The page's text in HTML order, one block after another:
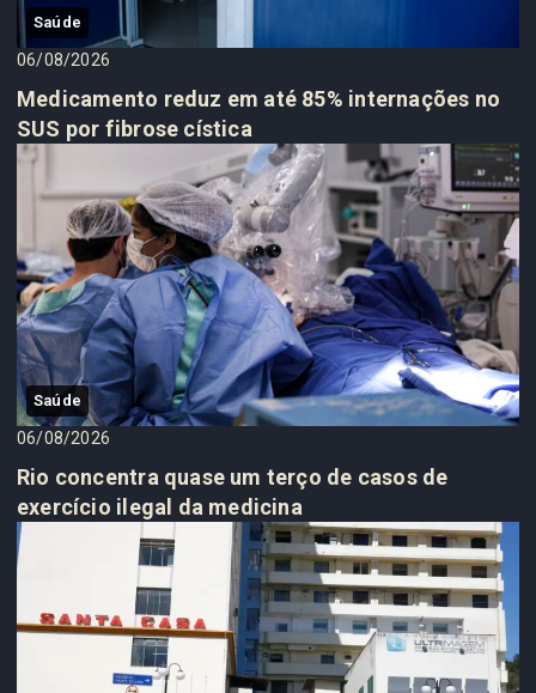
Saúde
06/08/2026
Medicamento reduz em até 85% internações no
SUS por fibrose cística
Saúde
06/08/2026
Rio concentra quase um terço de casos de
exercício ilegal da medicina